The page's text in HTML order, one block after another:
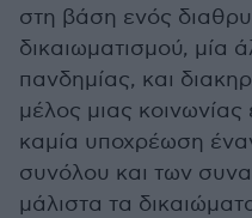
στη βάση ενός
δικαιωματισμού, μία
πανδημίας, και
μέλος μιας
καμία υποχρέωση
συνόλου και των
μάλιστα τα